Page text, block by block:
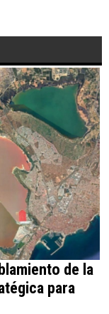
de la
para